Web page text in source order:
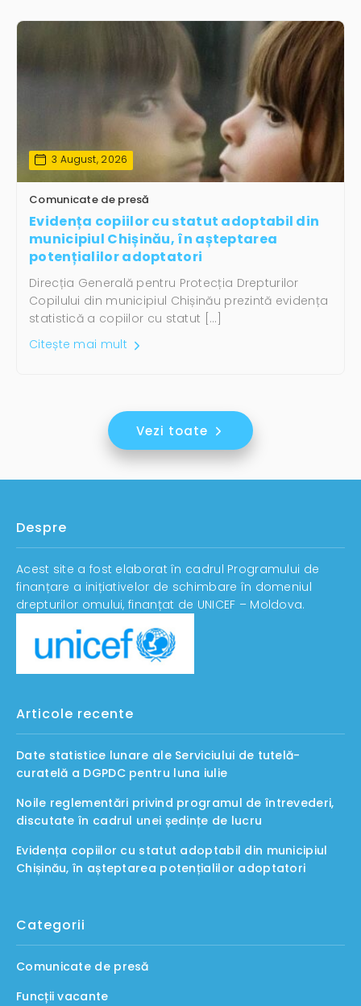
3 August, 2026
Comunicate de presă
Evidența copiilor cu statut adoptabil din
municipiul Chișinău, în așteptarea
potențialilor adoptatori
Direcția Generală pentru Protecția Drepturilor
Copilului din municipiul Chișinău prezintă evidența
statistică a copiilor cu statut […]
Citește mai mult
Vezi toate
Despre
Acest site a fost elaborat în cadrul Programului de
finanțare a inițiativelor de schimbare în domeniul
drepturilor omului, finanțat de UNICEF – Moldova.
Articole recente
Date statistice lunare ale Serviciului de tutelă-
curatelă a DGPDC pentru luna iulie
Noile reglementări privind programul de întrevederi,
discutate în cadrul unei ședințe de lucru
Evidența copiilor cu statut adoptabil din municipiul
Chișinău, în așteptarea potențialilor adoptatori
Categorii
Comunicate de presă
Funcții vacante